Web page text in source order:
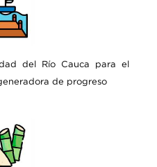
del Río Cauca para el
de progreso